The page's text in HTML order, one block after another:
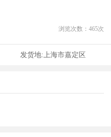
浏览次数： 465次
发货地:上海市嘉定区